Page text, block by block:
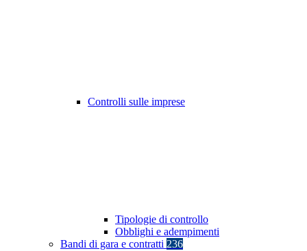
Controlli sulle imprese
Tipologie di controllo
Obblighi e adempimenti
Bandi di gara e contratti 236